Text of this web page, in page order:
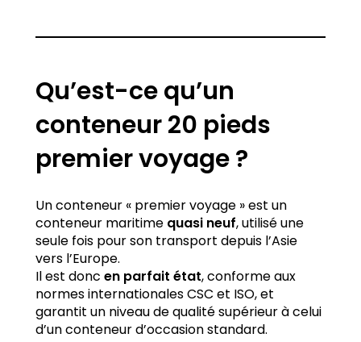
Qu’est-ce qu’un
conteneur 20 pieds
premier voyage ?
Un conteneur « premier voyage » est un
conteneur maritimequasi neuf, utilisé une
seule fois pour son transport depuis l’Asie
vers l’Europe.
Il est doncen parfait état, conforme aux
normes internationales CSC et ISO, et
garantit un niveau de qualité supérieur à celui
d’un conteneur d’occasion standard.